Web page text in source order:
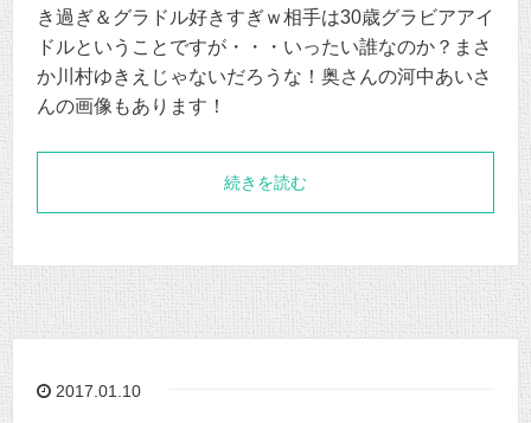
き過ぎ＆グラドル好きすぎｗ相手は30歳グラビアアイ
ドルということですが・・・いったい誰なのか？まさ
か川村ゆきえじゃないだろうな！奥さんの河中あいさ
んの画像もあります！
続きを読む
2017.01.10